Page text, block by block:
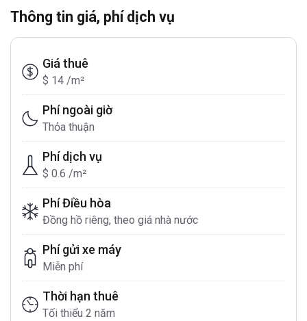
Thông tin giá, phí dịch vụ
Giá thuê
$ 14 /m²
Phí ngoài giờ
Thỏa thuận
Phí dịch vụ
$ 0.6 /m²
Phí Điều hòa
Đồng hồ riêng, theo giá nhà nước
Phí gửi xe máy
Miễn phí
Thời hạn thuê
Tối thiểu 2 năm